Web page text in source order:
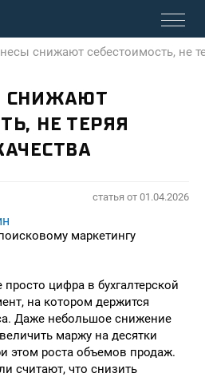
снижают себестоимость, не
СНИЖАЮТ
НЕ ТЕРЯЯ
статья от 01.04.2026
маркетингу
цифра в бухгалтерской
на котором держится
Даже небольшое снижение
маржу на десятки
этом роста объемов продаж.
считают, что снизить